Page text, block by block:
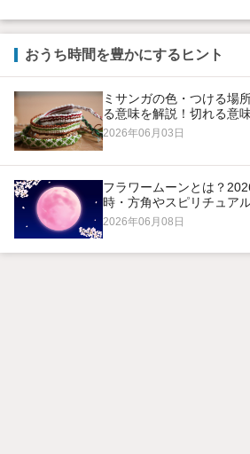
おうち時間を豊かにするヒント
ミサンガの色・つける場
る意味を解説！切れる意
2026年06月03日
フラワームーンとは？
時・方角やスピリチュア
2026年06月08日